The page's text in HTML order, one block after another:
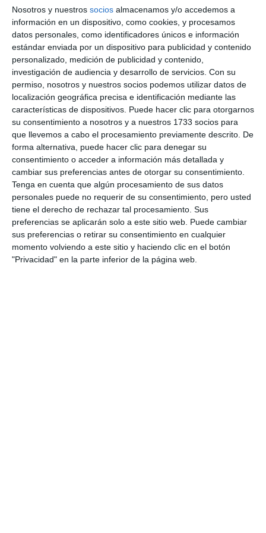
Nosotros y nuestros socios almacenamos y/o accedemos a
información en un dispositivo, como cookies, y procesamos
datos personales, como identificadores únicos e información
estándar enviada por un dispositivo para publicidad y contenido
personalizado, medición de publicidad y contenido,
investigación de audiencia y desarrollo de servicios. Con su
permiso, nosotros y nuestros socios podemos utilizar datos de
localización geográfica precisa e identificación mediante las
características de dispositivos. Puede hacer clic para otorgarnos
su consentimiento a nosotros y a nuestros 1733 socios para
que llevemos a cabo el procesamiento previamente descrito. De
forma alternativa, puede hacer clic para denegar su
consentimiento o acceder a información más detallada y
cambiar sus preferencias antes de otorgar su consentimiento.
Tenga en cuenta que algún procesamiento de sus datos
personales puede no requerir de su consentimiento, pero usted
tiene el derecho de rechazar tal procesamiento. Sus
preferencias se aplicarán solo a este sitio web. Puede cambiar
sus preferencias o retirar su consentimiento en cualquier
momento volviendo a este sitio y haciendo clic en el botón
"Privacidad" en la parte inferior de la página web.
por sorpresa. Estaba hecho, se cerró en 1991 y
hasta 2002 aquí no existía nada”, explicó el CEO de
Chaparral Golf Club, Miguel Lizana, que recordó
cómo encontraron el terreno: “Era una casa en
ruinas, en el campo no había nada, solo árboles,
muchos arbustos y poco más”.
El empresario Antonio Rubio, tras recibir el homenaje, junto
a su familia | CHAPARRAL GOLF CLUB